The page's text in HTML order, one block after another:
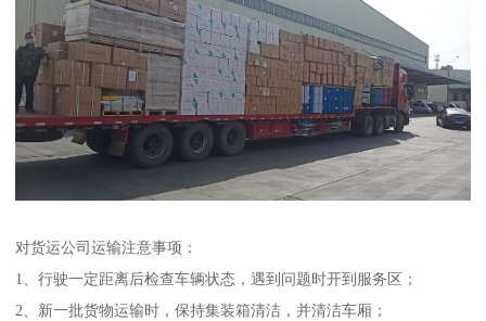
对货运公司运输注意事项：
1、行驶一定距离后检查车辆状态，遇到问题时开到服务区；
2、新一批货物运输时，保持集装箱清洁，并清洁车厢；